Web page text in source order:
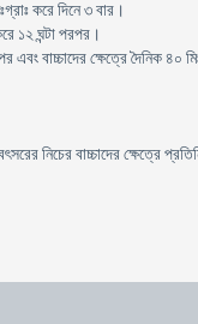
করে দিনে ৩ বার।
১২ ঘন্টা পরপর।
বাচ্চাদের ক্ষেত্রে দৈনিক ৪০
নিচের বাচ্চাদের ক্ষেত্রে